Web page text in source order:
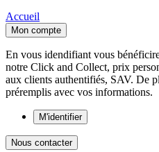
Accueil
Mon compte
En vous idendifiant vous
notre Click and Collect, prix
aux clients authentifiés, SAV. De
préremplis avec vos informations.
M'identifier
Nous contacter